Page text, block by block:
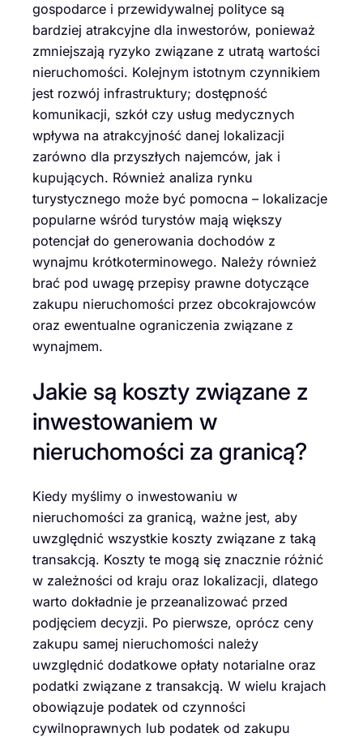
gospodarce i przewidywalnej polityce są
bardziej atrakcyjne dla inwestorów, ponieważ
zmniejszają ryzyko związane z utratą wartości
nieruchomości. Kolejnym istotnym czynnikiem
jest rozwój infrastruktury; dostępność
komunikacji, szkół czy usług medycznych
wpływa na atrakcyjność danej lokalizacji
zarówno dla przyszłych najemców, jak i
kupujących. Również analiza rynku
turystycznego może być pomocna – lokalizacje
popularne wśród turystów mają większy
potencjał do generowania dochodów z
wynajmu krótkoterminowego. Należy również
brać pod uwagę przepisy prawne dotyczące
zakupu nieruchomości przez obcokrajowców
oraz ewentualne ograniczenia związane z
wynajmem.
Jakie są koszty związane z
inwestowaniem w
nieruchomości za granicą?
Kiedy myślimy o inwestowaniu w
nieruchomości za granicą, ważne jest, aby
uwzględnić wszystkie koszty związane z taką
transakcją. Koszty te mogą się znacznie różnić
w zależności od kraju oraz lokalizacji, dlatego
warto dokładnie je przeanalizować przed
podjęciem decyzji. Po pierwsze, oprócz ceny
zakupu samej nieruchomości należy
uwzględnić dodatkowe opłaty notarialne oraz
podatki związane z transakcją. W wielu krajach
obowiązuje podatek od czynności
cywilnoprawnych lub podatek od zakupu